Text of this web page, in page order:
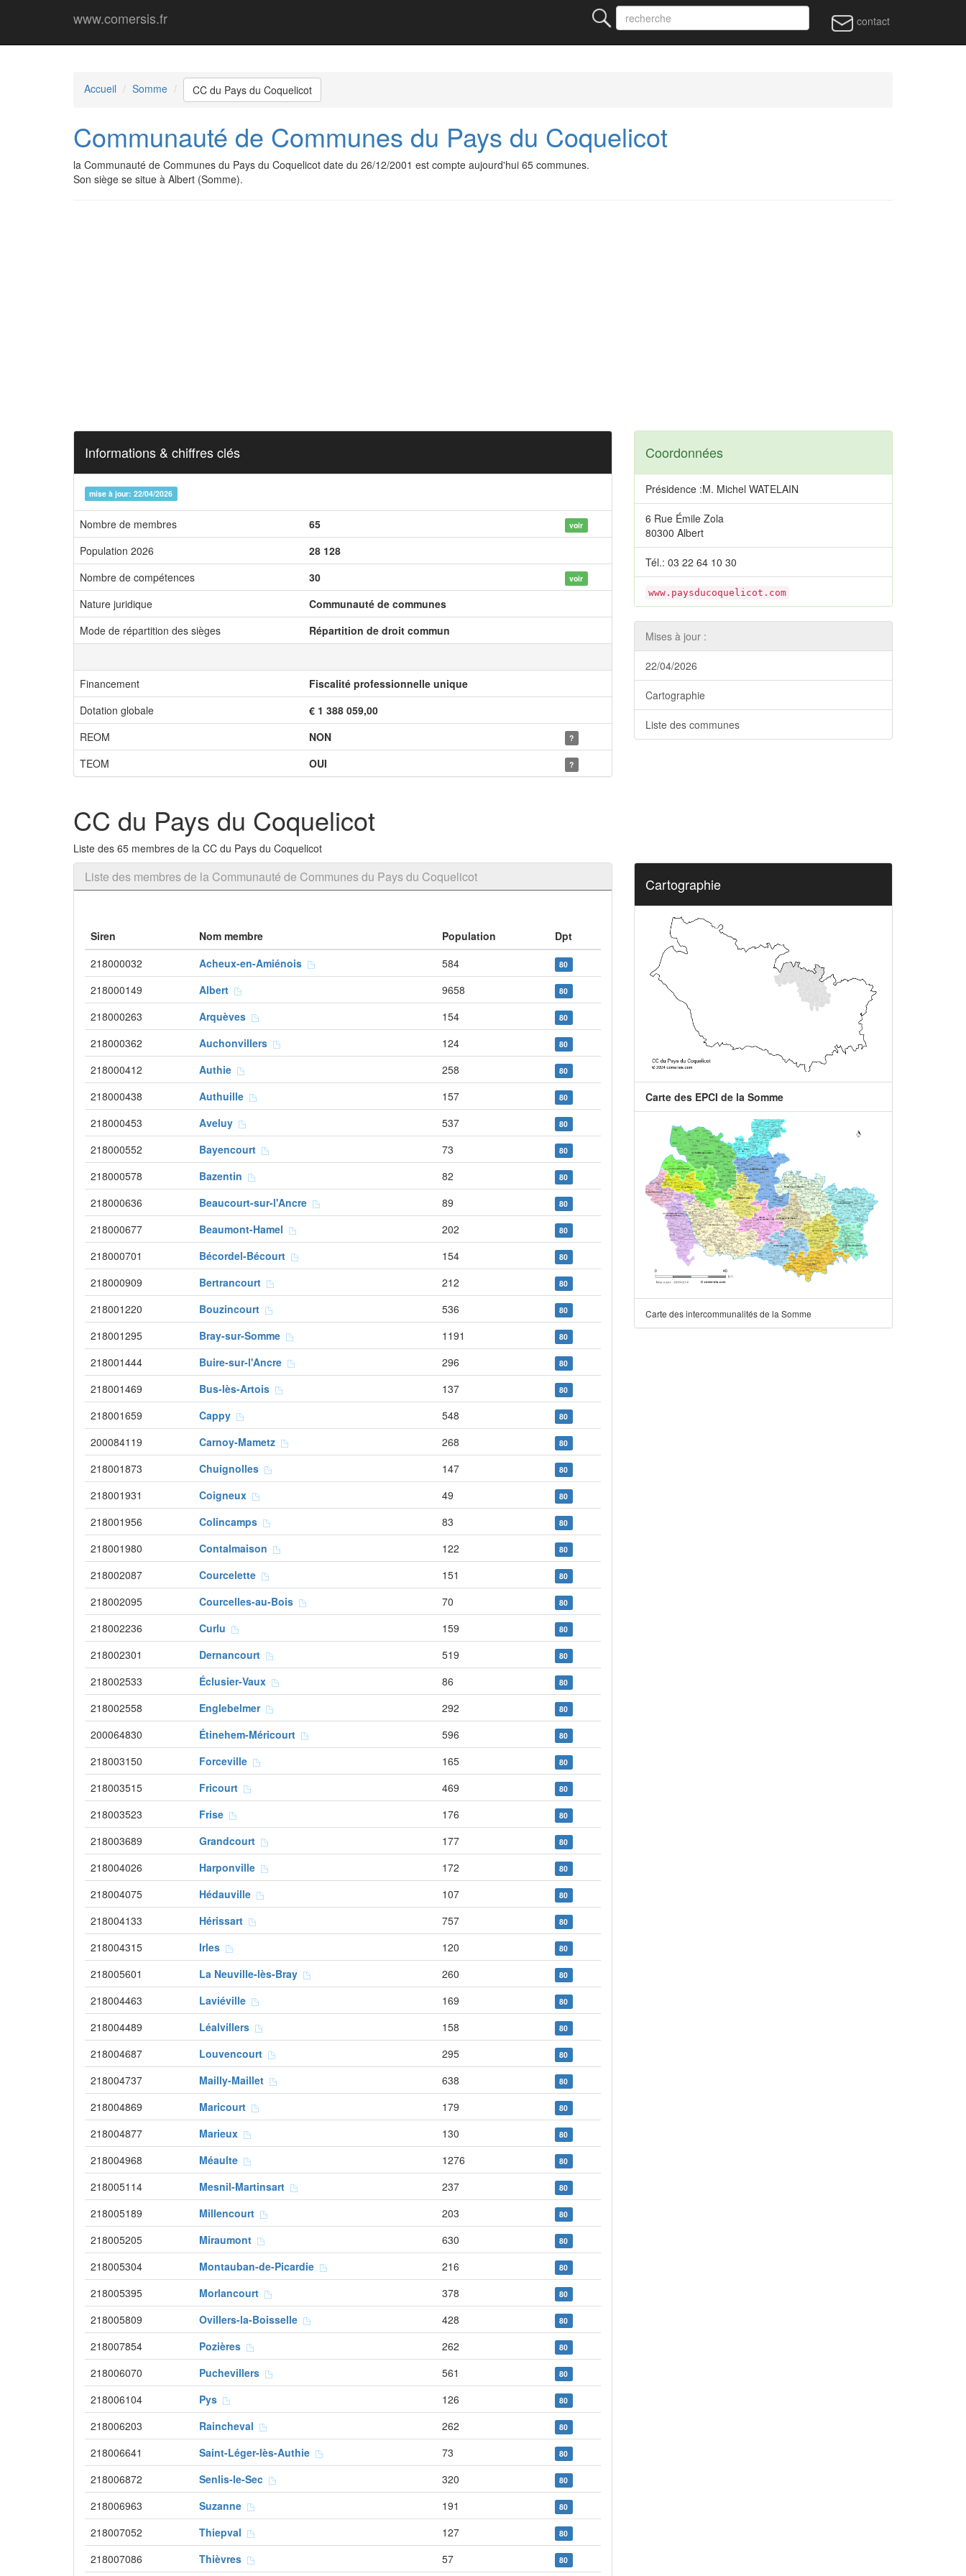
www.comersis.fr contact
Accueil Somme CC du Pays du Coquelicot
Communauté de Communes du Pays du Coquelicot
la Communauté de Communes du Pays du Coquelicot date du 26/12/2001 est compte aujourd'hui 65 communes.
Son siège se situe à Albert (Somme).
Informations & chiffres clés
mise à jour: 22/04/2026
Nombre de membres 65 voir
Population 2026
28 128
Nombre de compétences
30 voir
Nature juridique
Communauté de communes
Mode de répartition des sièges
Répartition de droit commun
Financement
Fiscalité professionnelle unique
Dotation globale
€ 1 388 059,00
REOM
NON ?
TEOM OUI ?
Coordonnées
Présidence :M. Michel WATELAIN
6 Rue Émile Zola
80300 Albert
Tél.: 03 22 64 10 30
www.paysducoquelicot.com
Mises à jour :
22/04/2026
Cartographie
Liste des communes
CC du Pays du Coquelicot
Liste des 65 membres de la CC du Pays du Coquelicot
Liste des membres de la Communauté de Communes du Pays du Coquelicot
Siren Nom membre Population
Dpt
218000032
Acheux-en-Amiénois 584 80
218000149 Albert 9658 80
218000263 Arquèves 154 80
218000362 Auchonvillers 124 80
218000412 Authie 258 80
218000438 Authuille 157 80
218000453 Aveluy 537 80
218000552 Bayencourt 73 80
218000578 Bazentin 82 80
218000636 Beaucourt-sur-l'Ancre 89 80
218000677 Beaumont-Hamel 202 80
218000701 Bécordel-Bécourt 154 80
218000909 Bertrancourt 212 80
218001220 Bouzincourt 536 80
218001295 Bray-sur-Somme 1191 80
218001444 Buire-sur-l'Ancre 296 80
218001469 Bus-lès-Artois 137 80
218001659 Cappy 548 80
200084119 Carnoy-Mametz 268 80
218001873 Chuignolles 147 80
218001931 Coigneux 49 80
218001956 Colincamps 83 80
218001980 Contalmaison 122 80
218002087 Courcelette 151 80
218002095 Courcelles-au-Bois 70 80
218002236 Curlu 159 80
218002301 Dernancourt 519 80
218002533 Éclusier-Vaux 86 80
218002558 Englebelmer 292 80
200064830 Étinehem-Méricourt 596 80
218003150 Forceville 165 80
218003515 Fricourt 469 80
218003523 Frise 176 80
218003689 Grandcourt 177 80
218004026 Harponville 172 80
218004075 Hédauville 107 80
218004133 Hérissart 757 80
218004315 Irles 120 80
218005601 La Neuville-lès-Bray 260 80
218004463 Laviéville 169 80
218004489 Léalvillers 158 80
218004687 Louvencourt 295 80
218004737 Mailly-Maillet 638 80
218004869 Maricourt 179 80
218004877 Marieux 130 80
218004968 Méaulte 1276 80
218005114 Mesnil-Martinsart 237 80
218005189 Millencourt 203 80
218005205 Miraumont 630 80
218005304 Montauban-de-Picardie 216 80
218005395 Morlancourt 378 80
218005809 Ovillers-la-Boisselle 428 80
218007854 Pozières 262 80
218006070 Puchevillers 561 80
218006104 Pys 126 80
218006203 Raincheval 262 80
218006641 Saint-Léger-lès-Authie 73 80
218006872 Senlis-le-Sec 320 80
218006963 Suzanne 191 80
218007052 Thiepval 127 80
218007086 Thièvres 57 80
Cartographie
Carte des EPCI de la Somme
Carte des intercommunalités de la Somme